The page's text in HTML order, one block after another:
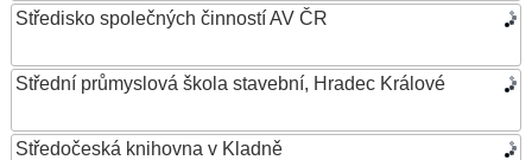
Středisko společných činností AV ČR
Střední průmyslová škola stavební, Hradec Králové
Středočeská knihovna v Kladně